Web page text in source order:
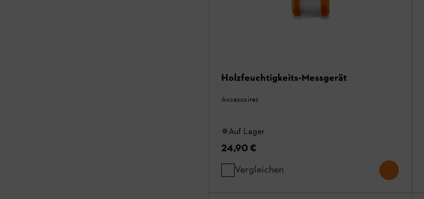
Holzfeuchtigkeits-Messgerät
Accessoires
Auf Lager
24,90 €
Vergleichen